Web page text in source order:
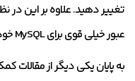
تغییر دهید. علاوه بر این در
عبور خیلی قوی برای MySQL خود انتخاب کنید.
به پایان یکی دیگر از مقالات